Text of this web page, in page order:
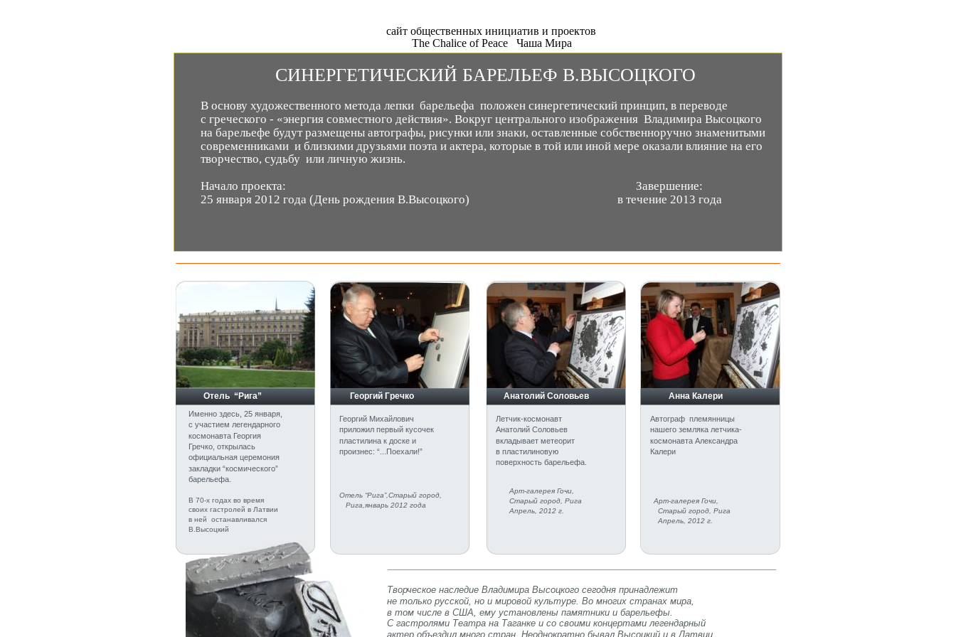
СИНЕРГЕТИЧЕСКИЙ БАРЕЛЬЕФ В.ВЫСОЦКОГО
В основу художественного метода лепки  барельефа  положен синергетический принцип, в переводе
с греческого - «энергия совместного действия». Вокруг центрального изображения  Владимира Высоцкого
на барельефе будут размещены автографы, рисунки или знаки, оставленные собственноручно знаменитыми
современниками  и близкими друзьями поэта и актера, которые в той или иной мере оказали влияние на его
творчество, судьбу  или личную жизнь.
Начало проекта:                                                                                                                           Завершение:
25 января 2012 года (День рождения В.Высоцкого)                                                    в течение 2013 годa
Георгий Михайлович
приложил первый кусочек
пластилина к доске и
произнес: “...Поехали!”
Отель “Рига”,Старый город,
Рига,январь 2012 года
Георгий Гречко
Отель  “Рига”
Автограф  племянницы
нашего земляка летчика-
космонавта Александра
Калери
Анна Калери
Летчик-космонавт
Анатолий Соловьев
вкладывает метеорит
в пластилиновую
поверхность барельефа.
Анатолий Соловьев
Именно здесь, 25 января,
с участием легендарного
космонавта Георгия
Гречко, открылась
официальная церемония
закладки “космического”
барельефа.
В 70-х годах во время
своих гастролей в Латвии
в ней  останавливался
В.Высоцкий
Арт-галерея Гочи,
Старый город, Рига
Апрель, 2012 г.
Арт-галерея Гочи,
Старый город, Рига
Апрель, 2012 г.
Творческое наследие Владимира Высоцкого сегодня принадлежит
не только русской, но и мировой культуре. Во многих странах мира,
в том числе в США, ему установлены памятники и барельефы.
С гастролями Театра на Таганке и со своими концертами легендарный
актер объездил много стран. Неоднократно бывал Высоцкий и в Латвии,
сайт общественных инициатив и проектов
The Chalice of Peace   Чаша Мира